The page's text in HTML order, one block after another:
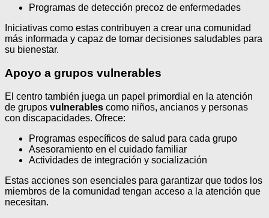
Programas de detección precoz de enfermedades
Iniciativas como estas contribuyen a crear una comunidad
más informada y capaz de tomar decisiones saludables para
su bienestar.
Apoyo a grupos vulnerables
El centro también juega un papel primordial en la atención
de grupos vulnerables como niños, ancianos y personas
con discapacidades. Ofrece:
Programas específicos de salud para cada grupo
Asesoramiento en el cuidado familiar
Actividades de integración y socialización
Estas acciones son esenciales para garantizar que todos los
miembros de la comunidad tengan acceso a la atención que
necesitan.